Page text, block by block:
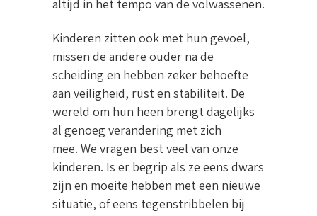
altijd in het tempo van de volwassenen.
Kinderen zitten ook met hun gevoel,
missen de andere ouder na de
scheiding en hebben zeker behoefte
aan veiligheid, rust en stabiliteit. De
wereld om hun heen brengt dagelijks
al genoeg verandering met zich
mee. We vragen best veel van onze
kinderen. Is er begrip als ze eens dwars
zijn en moeite hebben met een nieuwe
situatie, of eens tegenstribbelen bij